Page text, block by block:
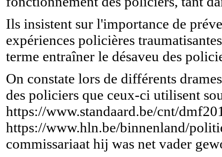
Ils insistent sur l'importance de
expériences policières
terme entraîner le désaveu des
On constate lors de différents
des policiers que ceux-ci utilisent
https://www.standaard.be/cnt/
https://www.hln.be/binnenland/
commissariaat hij was net vader